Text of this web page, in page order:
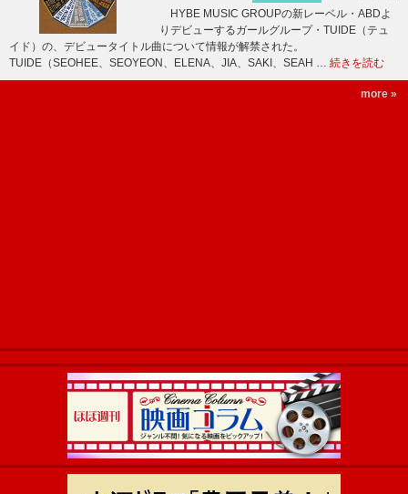
HYBE MUSIC GROUPの新レーベル・ABDよ
りデビューするガールグループ・TUIDE（テュ
イド）の、デビュータイトル曲について情報が解禁された。
TUIDE（SEOHEE、SEOYEON、ELENA、JIA、SAKI、SEAH … 続きを読む
more »